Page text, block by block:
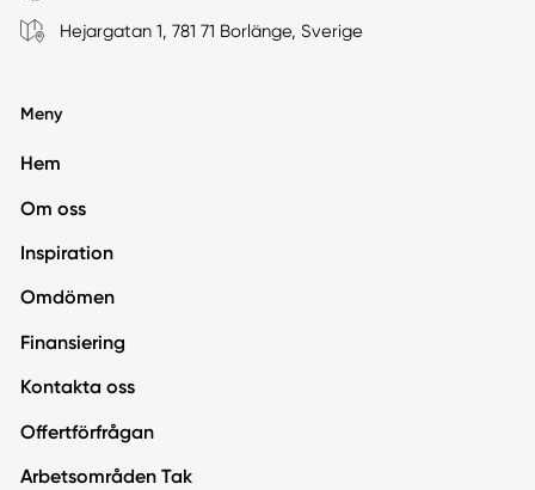
Hejargatan 1, 781 71 Borlänge, Sverige
Meny
Hem
Om oss
Inspiration
Omdömen
Finansiering
Kontakta oss
Offertförfrågan
Arbetsområden Tak